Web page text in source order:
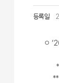
등록일
ㅇ
* 국
**